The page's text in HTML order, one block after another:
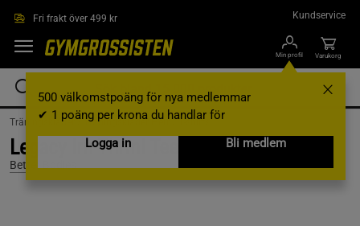
Fri frakt över 499 kr Kundservice
Min profil
500 välkomstpoäng för nya medlemmar
✔ 1 poäng per krona du handlar för
Logga in
Bli medlem
Varukorg
Träningskläder / Träningskläder Herr /T-shirts
Legacy Irn Thrml Tee, Black/Desert, S
Better Bodies